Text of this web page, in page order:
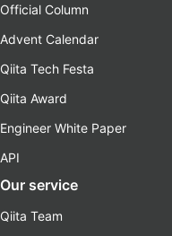
Official Column
Advent Calendar
Qiita Tech Festa
Qiita Award
Engineer White Paper
API
Our service
Qiita Team